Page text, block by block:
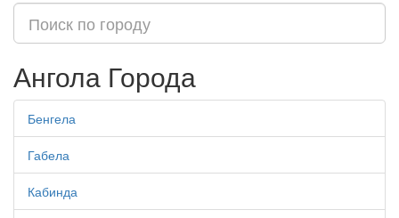
Ангола Города
Бенгела
Габела
Кабинда